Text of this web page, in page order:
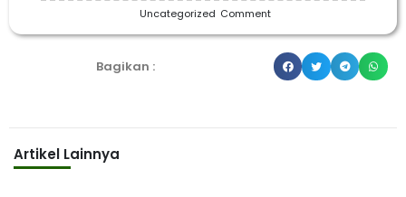
Uncategorized Comment
Bagikan :
Artikel Lainnya